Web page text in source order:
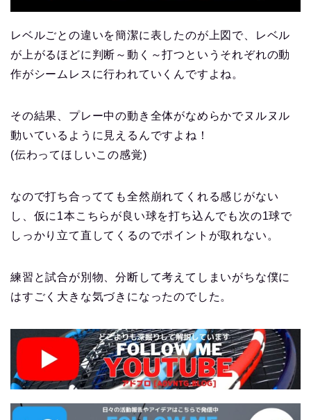
レベルごとの違いを簡潔に表したのが上図で、レベル
が上がるほどに判断～動く～打つというそれぞれの動
作がシームレスに行われていくんですよね。
その結果、プレー中の動き全体がなめらかでヌルヌル
動いているように見えるんですよね！
(伝わってほしいこの感覚)
なので打ち合ってても全然崩れてくれる感じがない
し、仮に1本こちらが良い球を打ち込んでも次の1球で
しっかり立て直してくるのでポイントが取れない。
練習と試合が別物、分断して考えてしまいがちな僕に
はすごく大きな気づきになったのでした。